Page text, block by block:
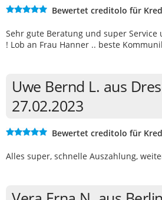
Bewertet creditolo für
Sehr gute Beratung und super
! Lob an Frau Hanner .. beste
Uwe Bernd L. aus
27.02.2023
Bewertet creditolo für
Alles super, schnelle Auszahlung,